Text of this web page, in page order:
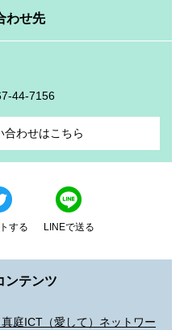
わせ先
44-7156
合わせはこちら
する LINEで送る
ンテンツ
真庭ICT（愛して）ネットワー